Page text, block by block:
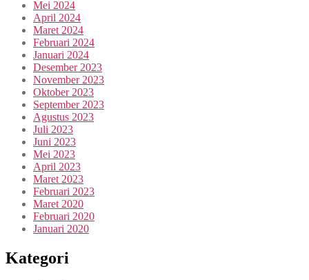
Mei 2024
April 2024
Maret 2024
Februari 2024
Januari 2024
Desember 2023
November 2023
Oktober 2023
September 2023
Agustus 2023
Juli 2023
Juni 2023
Mei 2023
April 2023
Maret 2023
Februari 2023
Maret 2020
Februari 2020
Januari 2020
Kategori